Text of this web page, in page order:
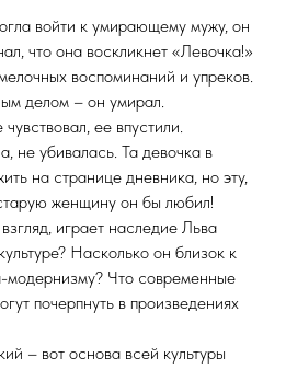
войти к умирающему мужу, он
что она воскликнет «Левочка!»
воспоминаний и упреков.
делом – он умирал.
ее впустили.
не убивалась. Та девочка в
на странице дневника, но эту,
женщину он бы любил!
играет наследие Льва
Насколько он близок к
модернизму? Что современные
почерпнуть в произведениях
– вот основа всей культуры